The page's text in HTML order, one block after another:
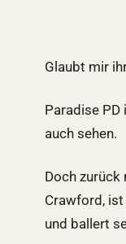
Glaubt mir
Paradise PD
auch sehen.
Doch zurück
Crawford,
und ballert